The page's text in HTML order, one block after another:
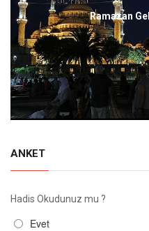
Ramazan
ANKET
Hadis Okudunuz mu ?
Evet